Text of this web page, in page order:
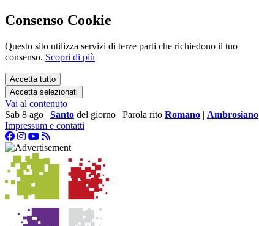
Consenso Cookie
Questo sito utilizza servizi di terze parti che richiedono il tuo
consenso. Scopri di più
Accetta tutto
Accetta selezionati
Vai al contenuto
Sab 8 ago | Santo del giorno | Parola rito Romano | Ambrosiano
Impressum e contatti |